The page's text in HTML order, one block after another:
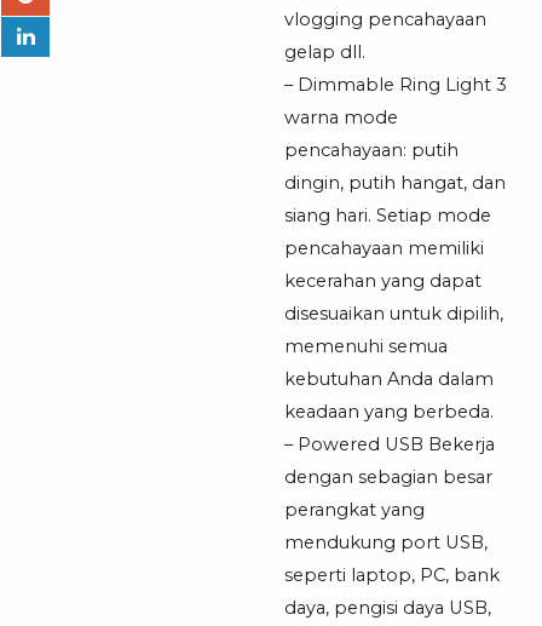
vlogging pencahayaan
gelap dll.
– Dimmable Ring Light 3
warna mode
pencahayaan: putih
dingin, putih hangat, dan
siang hari. Setiap mode
pencahayaan memiliki
kecerahan yang dapat
disesuaikan untuk dipilih,
memenuhi semua
kebutuhan Anda dalam
keadaan yang berbeda.
– Powered USB Bekerja
dengan sebagian besar
perangkat yang
mendukung port USB,
seperti laptop, PC, bank
daya, pengisi daya USB,